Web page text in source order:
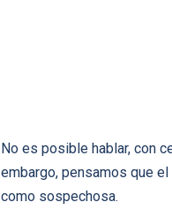
No es posible hablar, con
embargo, pensamos que
como sospechosa.